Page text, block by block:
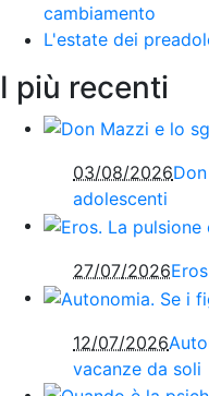
cambiamento
L'estate dei
I più recenti
03/08/2026
adolescenti
27/07/2026
12/07/2026
vacanze da soli